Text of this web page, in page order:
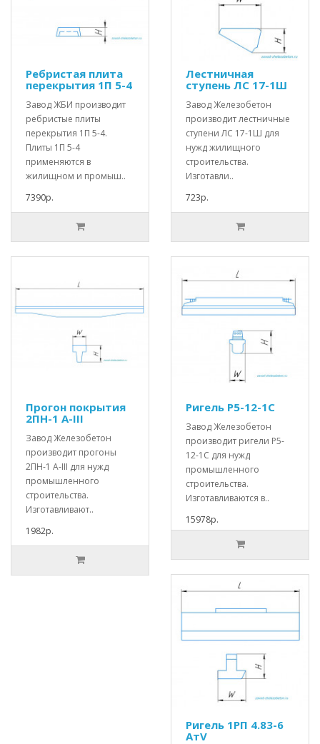
Ребристая плита
перекрытия 1П 5-4
Завод ЖБИ производит
ребристые плиты
перекрытия 1П 5-4.
Плиты 1П 5-4
применяются в
жилищном и промыш..
7390р.
Лестничная
ступень ЛС 17-1Ш
Завод Железобетон
производит лестничные
ступени ЛС 17-1Ш для
нужд жилищного
строительства.
Изготавли..
723р.
Прогон покрытия
2ПН-1 А-III
Завод Железобетон
производит прогоны
2ПН-1 А-III для нужд
промышленного
строительства.
Изготавливают..
1982р.
Ригель Р5-12-1С
Завод Железобетон
производит ригели Р5-
12-1С для нужд
промышленного
строительства.
Изготавливаются в..
15978р.
Ригель 1РП 4.83-6
АтV